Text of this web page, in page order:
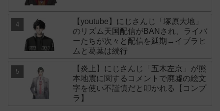
【youtube】にじさんじ「塚原大地」
のリズム天国配信がBANされ、ライバ
ーたちが次々と配信を延期→イブラヒ
ムと葛葉は続行
【炎上】にじさんじ「五木左京」が熊
本地震に関するコメントで廃墟の絵文
字を使い不謹慎だと叩かれる【コンプ
ラ】